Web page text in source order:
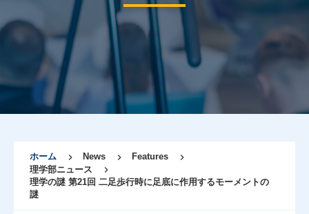
ホーム News
Features
理学部ニュース
理学の謎 第21回 二足歩行時に足底に作用するモーメントの
謎